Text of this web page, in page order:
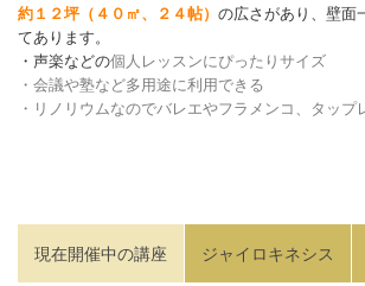
約１２坪（４０㎡、２４帖） の広さがあり、壁面
てあります。
・声楽などの個人レッスンにぴったりサイズ
・ 会議や塾など多用途に利用できる
・ リノリウムなのでバレエやフラメンコ、タップ
現在開催中の講座 ジャイロキネシス